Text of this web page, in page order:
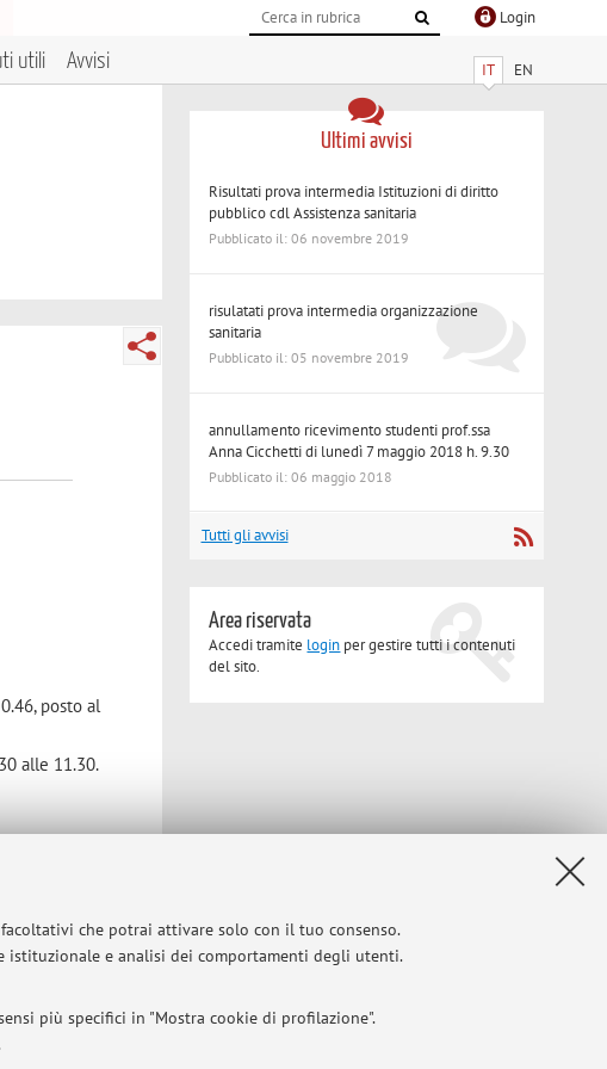
che potrai attivare solo con il tuo consenso.
istituzionale e analisi dei comportamenti degli utenti.
più specifici in "Mostra cookie di profilazione".
Login
IT EN
utili Avvisi
posto al
alle 11.30.
Ultimi avvisi
Risultati prova intermedia Istituzioni di diritto
pubblico cdl Assistenza sanitaria
Pubblicato il: 06 novembre 2019
risulatati prova intermedia organizzazione
sanitaria
Pubblicato il: 05 novembre 2019
annullamento ricevimento studenti prof.ssa
Anna Cicchetti di lunedì 7 maggio 2018 h. 9.30
Pubblicato il: 06 maggio 2018
Tutti gli avvisi
Area riservata
Accedi tramite login per gestire tutti i contenuti
del sito.